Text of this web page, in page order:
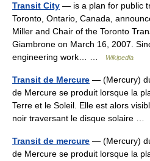
Transit City — is a plan for public
Toronto, Ontario, Canada,
Miller and Chair of the Toronto
Giambrone on March 16, 2007.
engineering work… …
Wikipedia
Transit de Mercure — (Mercury)
de Mercure se produit lorsque la
Terre et le Soleil. Elle est alors
noir traversant le disque solaire …
Transit de mercure — (Mercury)
de Mercure se produit lorsque la